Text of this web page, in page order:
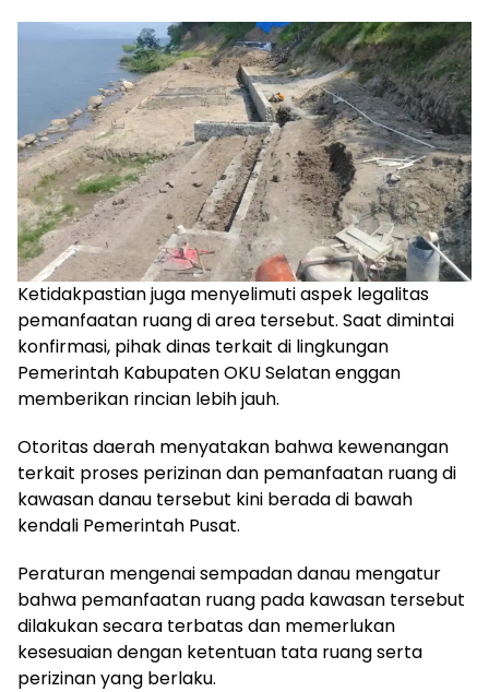
Ketidakpastian juga menyelimuti aspek legalitas
pemanfaatan ruang di area tersebut. Saat dimintai
konfirmasi, pihak dinas terkait di lingkungan
Pemerintah Kabupaten OKU Selatan enggan
memberikan rincian lebih jauh.
Otoritas daerah menyatakan bahwa kewenangan
terkait proses perizinan dan pemanfaatan ruang di
kawasan danau tersebut kini berada di bawah
kendali Pemerintah Pusat.
Peraturan mengenai sempadan danau mengatur
bahwa pemanfaatan ruang pada kawasan tersebut
dilakukan secara terbatas dan memerlukan
kesesuaian dengan ketentuan tata ruang serta
perizinan yang berlaku.